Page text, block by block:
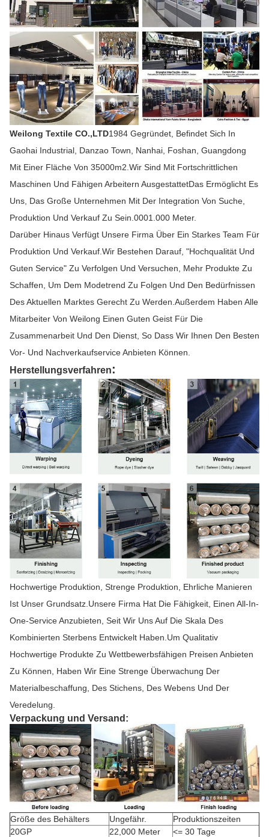
Weilong Textile CO.,LTD1984 Gegründet, Befindet Sich In
Gaohai Industrial, Danzao Town, Nanhai, Foshan, Guangdong
Mit Einer Fläche Von 35000m2.Wir Sind Mit Fortschrittlichen
Maschinen Und Fähigen Arbeitern AusgestattetDas Ermöglicht Es
Uns, Das Große Unternehmen Mit Der Integration Von Suche,
Produktion Und Verkauf Zu Sein.0001.000 Meter.
Darüber Hinaus Verfügt Unsere Firma Über Ein Starkes Team Für
Produktion Und Verkauf.Wir Bestehen Darauf, "Hochqualität Und
Guten Service" Zu Verfolgen Und Versuchen, Mehr Produkte Zu
Schaffen, Um Dem Modetrend Zu Folgen Und Den Bedürfnissen
Des Aktuellen Marktes Gerecht Zu Werden.Außerdem Haben Alle
Mitarbeiter Von Weilong Einen Guten Geist Für Die
Zusammenarbeit Und Den Dienst, So Dass Wir Ihnen Den Besten
Vor- Und Nachverkaufservice Anbieten Können.
Herstellungsverfahren:
Hochwertige Produktion, Strenge Produktion, Ehrliche Manieren
Ist Unser Grundsatz.Unsere Firma Hat Die Fähigkeit, Einen All-In-
One-Service Anzubieten, Seit Wir Uns Auf Die Skala Des
Kombinierten Sterbens Entwickelt Haben.Um Qualitativ
Hochwertige Produkte Zu Wettbewerbsfähigen Preisen Anbieten
Zu Können, Haben Wir Eine Strenge Überwachung Der
Materialbeschaffung, Des Stichens, Des Webens Und Der
Veredelung.
Verpackung und Versand:
Größe des Behälters Ungefähr.
Produktionszeiten
20GP
22,000 Meter
<= 30 Tage